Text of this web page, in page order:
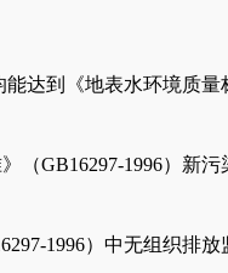
达到《地表水环境质量
（GB16297-1996）新
1996）中无组织排